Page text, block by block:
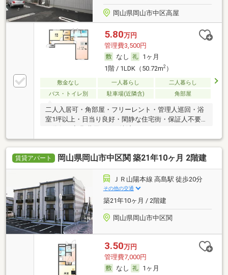
岡山県岡山市中区高屋
5.80万円
管理費3,500円
なし
1ヶ月
1階 / 1LDK（50.72m2）
敷金なし 一人暮らし
二人暮らし
バス・トイレ別
駐車場(近隣含) 角部屋
二人入居可・角部屋・フリーレント・管理人巡回・浴
室1坪以上・日当り良好・閑静な住宅街・保証人不要
賃貸アパート 岡山県岡山市中区関 築21年10ヶ月 2階建
ＪＲ山陽本線 高島駅 徒歩20分
その他の交通
築21年10ヶ月 / 2階建
岡山県岡山市中区関
3.50万円
管理費7,000円
なし
1ヶ月